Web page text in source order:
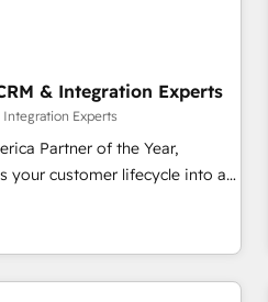
& Integration Experts
Integration Experts
Partner of the Year,
your customer lifecycle into a
includes specialized
and Point Success Media
official home for all three